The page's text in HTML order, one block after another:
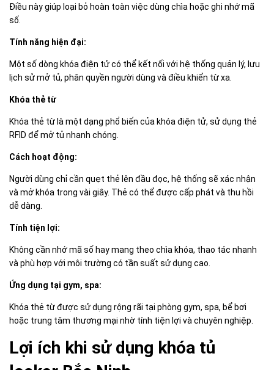
Điều này giúp loại bỏ hoàn toàn việc dùng chìa hoặc ghi nhớ mã
số.
Tính năng hiện đại:
Một số dòng khóa điện tử có thể kết nối với hệ thống quản lý, lưu
lịch sử mở tủ, phân quyền người dùng và điều khiển từ xa.
Khóa thẻ từ
Khóa thẻ từ là một dạng phổ biến của khóa điện tử, sử dụng thẻ
RFID để mở tủ nhanh chóng.
Cách hoạt động:
Người dùng chỉ cần quẹt thẻ lên đầu đọc, hệ thống sẽ xác nhận
và mở khóa trong vài giây. Thẻ có thể được cấp phát và thu hồi
dễ dàng.
Tính tiện lợi:
Không cần nhớ mã số hay mang theo chìa khóa, thao tác nhanh
và phù hợp với môi trường có tần suất sử dụng cao.
Ứng dụng tại gym, spa:
Khóa thẻ từ được sử dụng rộng rãi tại phòng gym, spa, bể bơi
hoặc trung tâm thương mại nhờ tính tiện lợi và chuyên nghiệp.
Lợi ích khi sử dụng khóa tủ